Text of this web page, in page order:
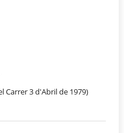
Carrer 3 d'Abril de 1979)